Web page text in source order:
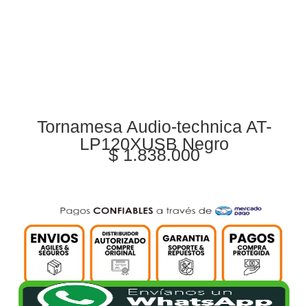
Tornamesa Audio-technica AT-
LP120XUSB Negro
$1.838.000